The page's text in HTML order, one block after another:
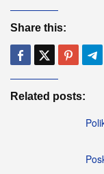
Share this:
Related posts: